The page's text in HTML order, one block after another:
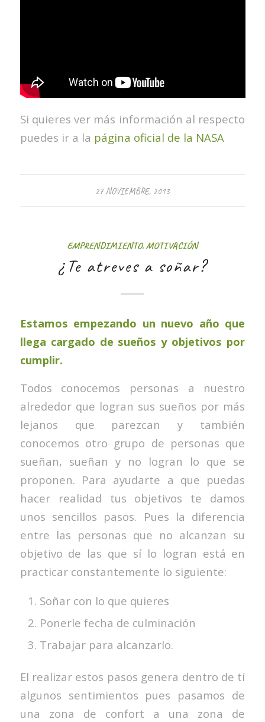
Si quieres ver más información al respecto
puedes ir a la página oficial de la NASA
27 NOVIEMBRE, 2013
EMPRENDIMIENTO,MOTIVACIÓN
¿Te atreves a soñar?
Estamos empezando un nuevo año que
llega cargado de sueños y objetivos por
cumplir.
Todos conocemos personas a nuestro
alrededor que logran sus sueños por más
lejanos que parezcan y también
conocemos otro grupo de personas que
sueñan, sueñan y no logran lo que se
proponen. Para ayudarte a que puedas
hacer realidad tus objetivos te damos
unos sencillos pasos. Pues la diferencia
entre las personas que no alcanzan su
objetivo de las que sí lo logran está en
practicar constantemente lo siguiente:
Soñar con lo que quieres
Ponerle fecha de culminación
Trabajar para alcanzarlo.
El realizar estos pasos genera dentro de tí
algunos sentimientos pues pasamos de
una zona de confort a una zona de